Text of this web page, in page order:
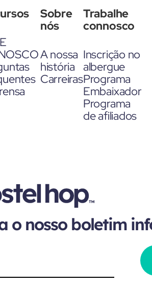
Sobre
nós
A nossa
história
Carreiras
Trabalhe
connosco
Inscrição no
albergue
Programa
Embaixador
Programa
de afiliados
o nosso boletim